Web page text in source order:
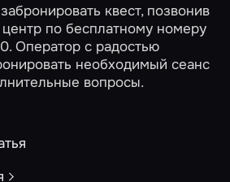
квест, позвонив
по бесплатному номеру
Оператор с радостью
необходимый сеанс
вопросы.